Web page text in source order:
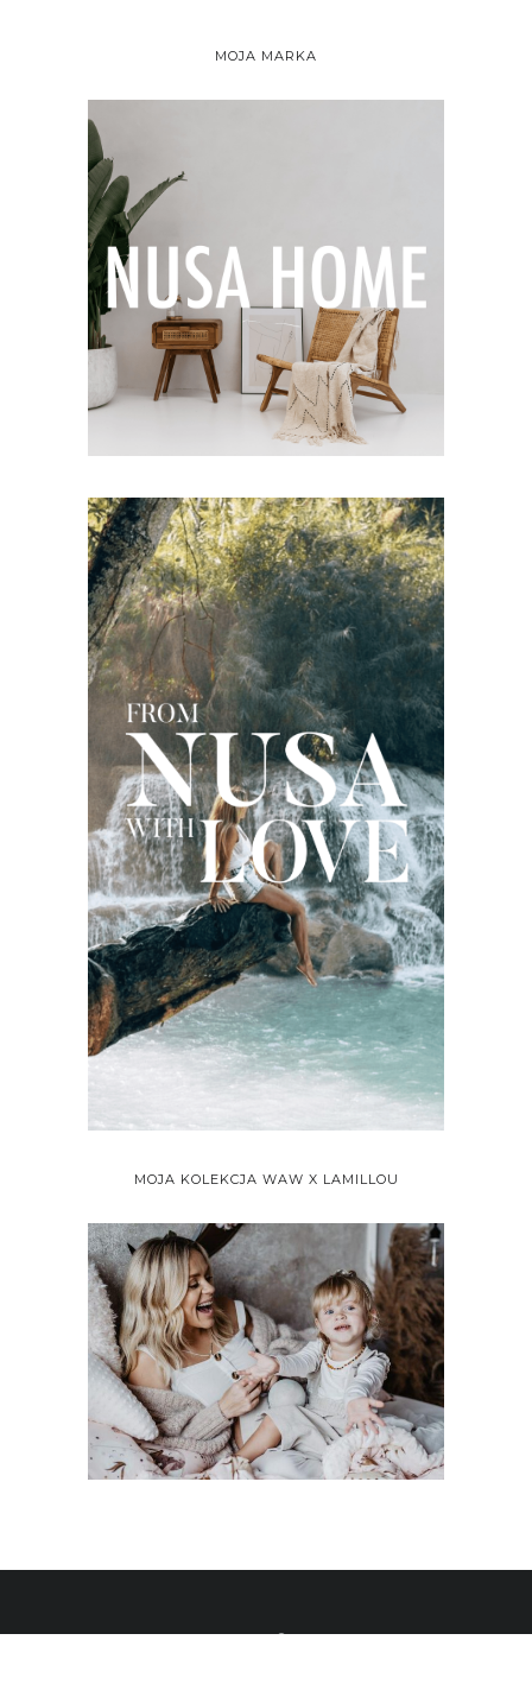
MOJA MARKA
MOJA KOLEKCJA WAW X LAMILLOU